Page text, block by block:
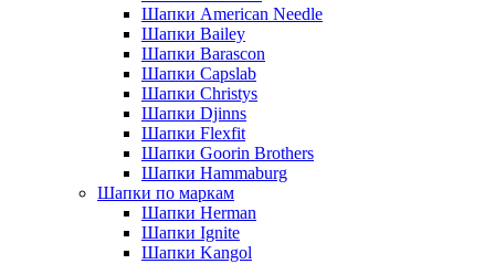
Шапки American Needle
Шапки Bailey
Шапки Barascon
Шапки Capslab
Шапки Christys
Шапки Djinns
Шапки Flexfit
Шапки Goorin Brothers
Шапки Hammaburg
Шапки по маркам
Шапки Herman
Шапки Ignite
Шапки Kangol